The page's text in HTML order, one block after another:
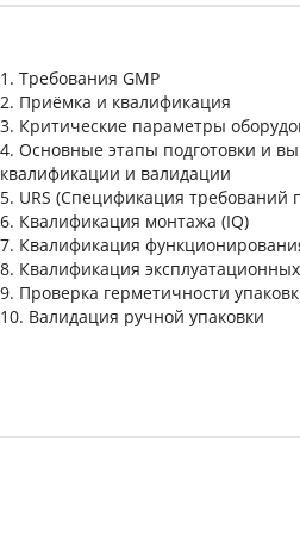
1. Требования GMP
2. Приёмка и квалификация
3. Критические параметры
4. Основные этапы подготовки и
квалификации и валидации
5. URS (Спецификация требований
6. Квалификация монтажа (IQ)
7. Квалификация
8. Квалификация эксплуатационных
9. Проверка герметичности
10. Валидация ручной упаковки